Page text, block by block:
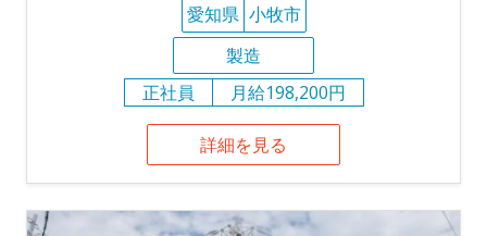
愛知県 小牧市
製造
正社員
月給198,200円
詳細を見る